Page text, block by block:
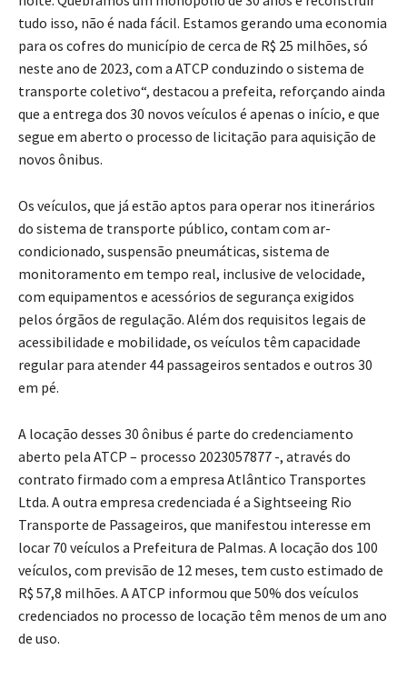
tudo isso, não é nada fácil. Estamos gerando uma economia
para os cofres do município de cerca de R$ 25 milhões, só
neste ano de 2023, com a ATCP conduzindo o sistema de
transporte coletivo“, destacou a prefeita, reforçando ainda
que a entrega dos 30 novos veículos é apenas o início, e que
segue em aberto o processo de licitação para aquisição de
novos ônibus.
Os veículos, que já estão aptos para operar nos itinerários
do sistema de transporte público, contam com ar-
condicionado, suspensão pneumáticas, sistema de
monitoramento em tempo real, inclusive de velocidade,
com equipamentos e acessórios de segurança exigidos
pelos órgãos de regulação. Além dos requisitos legais de
acessibilidade e mobilidade, os veículos têm capacidade
regular para atender 44 passageiros sentados e outros 30
em pé.
A locação desses 30 ônibus é parte do credenciamento
aberto pela ATCP – processo 2023057877 -, através do
contrato firmado com a empresa Atlântico Transportes
Ltda. A outra empresa credenciada é a Sightseeing Rio
Transporte de Passageiros, que manifestou interesse em
locar 70 veículos a Prefeitura de Palmas. A locação dos 100
veículos, com previsão de 12 meses, tem custo estimado de
R$ 57,8 milhões. A ATCP informou que 50% dos veículos
credenciados no processo de locação têm menos de um ano
de uso.